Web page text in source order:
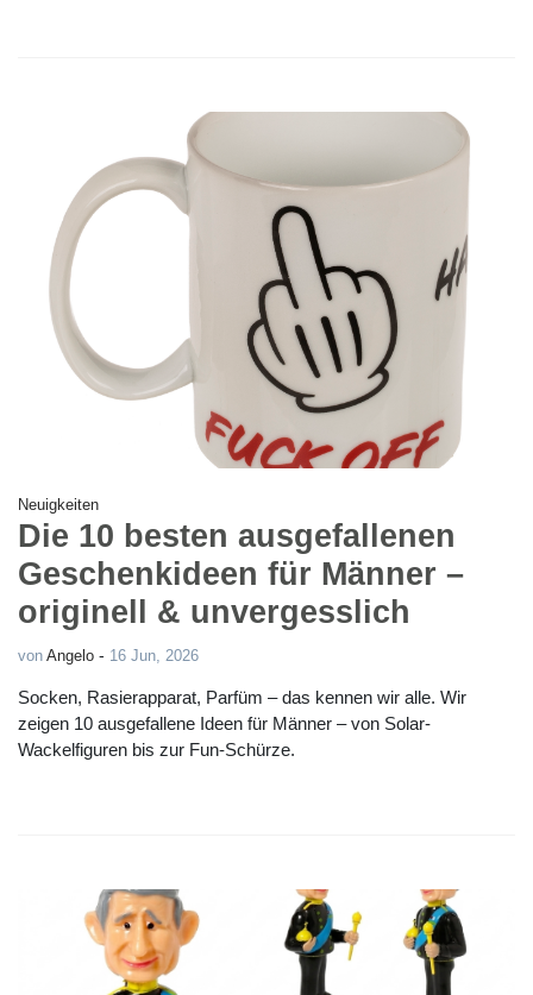
Neuigkeiten
Die 10 besten ausgefallenen
Geschenkideen für Männer –
originell & unvergesslich
von Angelo - 16 Jun, 2026
Socken, Rasierapparat, Parfüm – das kennen wir alle. Wir
zeigen 10 ausgefallene Ideen für Männer – von Solar-
Wackelfiguren bis zur Fun-Schürze.